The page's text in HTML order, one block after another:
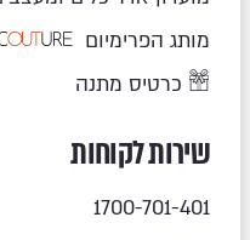
מותג הפרימיום
כרטיס מתנה
שירות לקוחות
1700-701-401